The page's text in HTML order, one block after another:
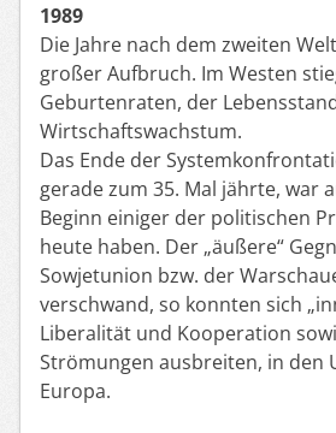
1989
Die Jahre nach dem zweiten
großer Aufbruch. Im Westen
Geburtenraten, der
Wirtschaftswachstum.
Das Ende der
gerade zum 35. Mal jährte, war
Beginn einiger der politischen
heute haben. Der „äußere“
Sowjetunion bzw. der
verschwand, so konnten sich
Liberalität und Kooperation
Strömungen ausbreiten, in den
Europa.